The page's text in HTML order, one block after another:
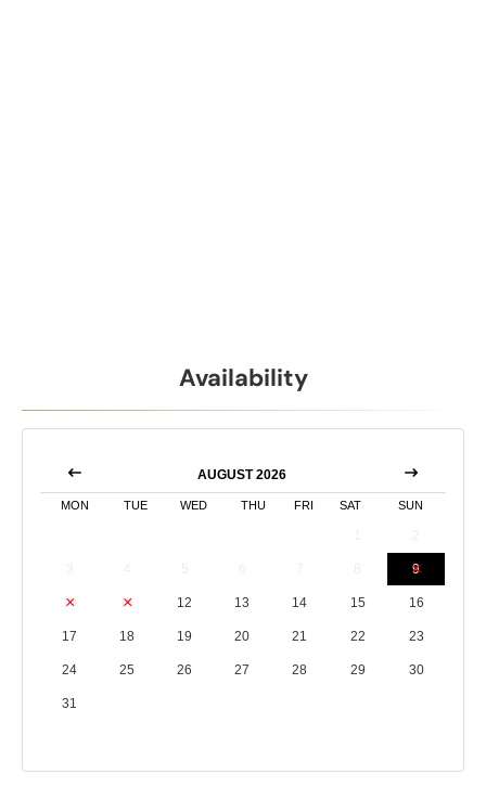
Availability
AUGUST 2026
MON TUE WED THU FRI SAT SUN
9
10 11 12 13 14 15 16
17 18 19 20 21 22 23
24 25 26 27 28 29 30
31